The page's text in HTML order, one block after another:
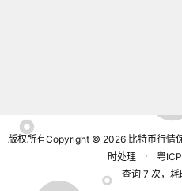
版权所有Copyright © 2026 比特币行情
时处理
・
粤
查询 7 次，